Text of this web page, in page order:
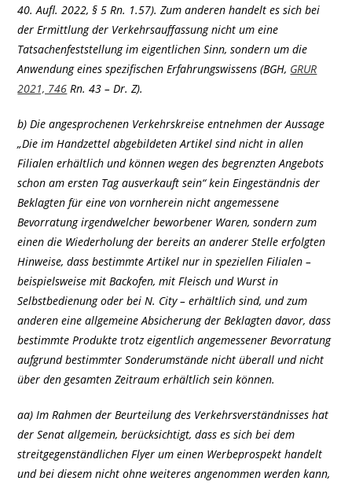
40. Aufl. 2022, § 5 Rn. 1.57). Zum anderen handelt es sich bei
der Ermittlung der Verkehrsauffassung nicht um eine
Tatsachenfeststellung im eigentlichen Sinn, sondern um die
Anwendung eines spezifischen Erfahrungswissens (BGH, GRUR
2021, 746 Rn. 43 – Dr. Z).
b) Die angesprochenen Verkehrskreise entnehmen der Aussage
„Die im Handzettel abgebildeten Artikel sind nicht in allen
Filialen erhältlich und können wegen des begrenzten Angebots
schon am ersten Tag ausverkauft sein“ kein Eingeständnis der
Beklagten für eine von vornherein nicht angemessene
Bevorratung irgendwelcher beworbener Waren, sondern zum
einen die Wiederholung der bereits an anderer Stelle erfolgten
Hinweise, dass bestimmte Artikel nur in speziellen Filialen –
beispielsweise mit Backofen, mit Fleisch und Wurst in
Selbstbedienung oder bei N. City – erhältlich sind, und zum
anderen eine allgemeine Absicherung der Beklagten davor, dass
bestimmte Produkte trotz eigentlich angemessener Bevorratung
aufgrund bestimmter Sonderumstände nicht überall und nicht
über den gesamten Zeitraum erhältlich sein können.
aa) Im Rahmen der Beurteilung des Verkehrsverständnisses hat
der Senat allgemein, berücksichtigt, dass es sich bei dem
streitgegenständlichen Flyer um einen Werbeprospekt handelt
und bei diesem nicht ohne weiteres angenommen werden kann,